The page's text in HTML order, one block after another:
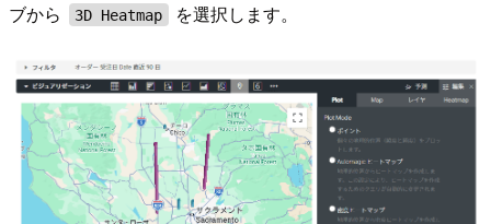
ブから
3D Heatmap を選択します。